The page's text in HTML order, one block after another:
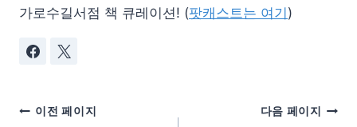
가로수길서점 책 큐레이션! (팟캐스트는 여기 )
이전 페이지 다음 페이지